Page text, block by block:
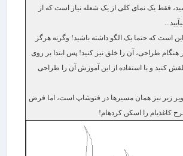
فقط یک نمای کلی از یک شعله نیاز است که از
است که حتما یک الگو داشته باشید! وگرنه هرگز
در هنگام طراحی، آن را خلق نیز کنید! پس ابتدا بر روی
کنید و با استفاده از این آموزش آن را طراحی
زیر نیز همان مسیرها در فتوشاپ است، اما فرض
کاغذی​ام را اسکن کرده​ام!